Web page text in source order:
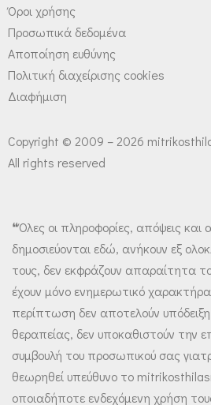
Όροι χρήσης
Προσωπικά δεδομένα
Αποποίηση ευθύνης
Πολιτική διαχείρισης cookies
Διαφήμιση
Copyright © 2009 – 2026
All rights reserved
❝Όλες οι πληροφορίες, απόψεις
δημοσιεύονται εδώ, ανήκουν εξ
τους, δεν εκφράζουν απαραίτητα
έχουν μόνο ενημερωτικό
περίπτωση δεν αποτελούν
θεραπείας, δεν υποκαθιστούν την
συμβουλή του προσωπικού σας
θεωρηθεί υπεύθυνο το
οποιαδήποτε ενδεχόμενη χρήση